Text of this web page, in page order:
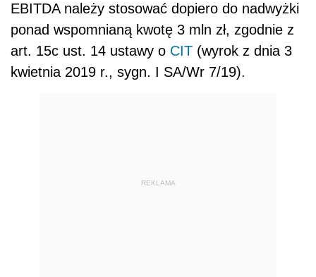
EBITDA należy stosować dopiero do nadwyżki
ponad wspomnianą kwotę 3 mln zł, zgodnie z
art. 15c ust. 14 ustawy o CIT (wyrok z dnia 3
kwietnia 2019 r., sygn. I SA/Wr 7/19).
REKLAMA